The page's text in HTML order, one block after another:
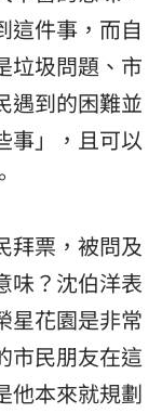
這件事，而自
垃圾問題、市
遇到的困難並
事」，且可以
拜票，被問及
味？沈伯洋表
星花園是非常
市民朋友在這
他本來就規劃